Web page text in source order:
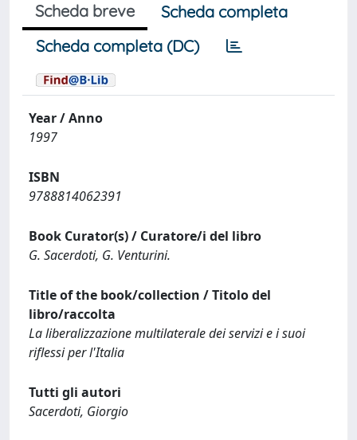
Scheda breve
Scheda completa
Scheda completa (DC)
Year / Anno
1997
ISBN
9788814062391
Book Curator(s) / Curatore/i del libro
G. Sacerdoti, G. Venturini.
Title of the book/collection / Titolo del
libro/raccolta
La liberalizzazione multilaterale dei servizi e i suoi
riflessi per l'Italia
Tutti gli autori
Sacerdoti, Giorgio